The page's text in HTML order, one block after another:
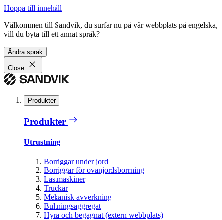
Hoppa till innehåll
Välkommen till Sandvik, du surfar nu på vår webbplats på engelska,
vill du byta till ett annat språk?
Ändra språk
Close
Produkter
Produkter
Utrustning
Borriggar under jord
Borriggar för ovanjordsborrning
Lastmaskiner
Truckar
Mekanisk avverkning
Bultningsaggregat
Hyra och begagnat (extern webbplats)